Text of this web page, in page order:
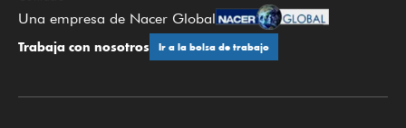
Una empresa de Nacer Global
Trabaja con nosotros Ir a la bolsa de trabajo